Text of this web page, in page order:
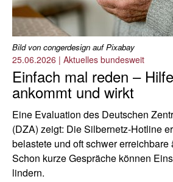
Bild von congerdesign auf Pixabay
25.06.2026 | Aktuelles bundesweit
Einfach mal reden –
ankommt und wirkt
Eine Evaluation des Deutschen
(DZA) zeigt: Die Silbernetz-Hotline
belastete und oft schwer erreichbare
Schon kurze Gespräche können
lindern.